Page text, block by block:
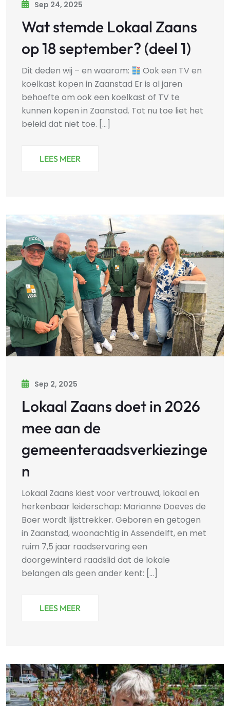
Sep 24, 2025
Wat stemde Lokaal Zaans
op 18 september? (deel 1)
Dit deden wij – en waarom:
Ook een TV en
koelkast kopen in Zaanstad Er is al jaren
behoefte om ook een koelkast of TV te
kunnen kopen in Zaanstad. Tot nu toe liet het
beleid dat niet toe. [...]
LEES MEER
Sep 2, 2025
Lokaal Zaans doet in 2026
mee aan de
gemeenteraadsverkiezinge
n
Lokaal Zaans kiest voor vertrouwd, lokaal en
herkenbaar leiderschap: Marianne Doeves de
Boer wordt lijsttrekker. Geboren en getogen
in Zaanstad, woonachtig in Assendelft, en met
ruim 7,5 jaar raads­ervaring een
doorgewinterd raadslid dat de lokale
belangen als geen ander kent: [...]
LEES MEER